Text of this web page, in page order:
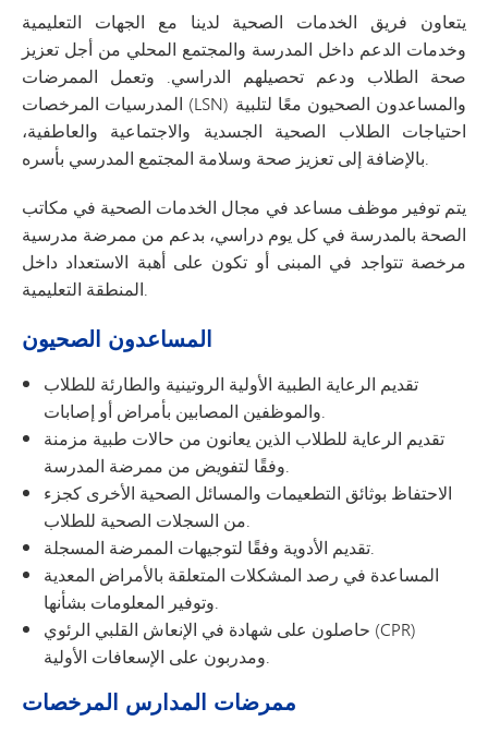
يتعاون فريق الخدمات الصحية لدينا مع الجهات التعليمية
وخدمات الدعم داخل المدرسة والمجتمع المحلي من أجل تعزيز
صحة الطلاب ودعم تحصيلهم الدراسي. وتعمل الممرضات
المدرسيات المرخصات (LSN) والمساعدون الصحيون معًا لتلبية
احتياجات الطلاب الصحية الجسدية والاجتماعية والعاطفية،
بالإضافة إلى تعزيز صحة وسلامة المجتمع المدرسي بأسره.
يتم توفير موظف مساعد في مجال الخدمات الصحية في مكاتب
الصحة بالمدرسة في كل يوم دراسي، بدعم من ممرضة مدرسية
مرخصة تتواجد في المبنى أو تكون على أهبة الاستعداد داخل
المنطقة التعليمية.
المساعدون الصحيون
تقديم الرعاية الطبية الأولية الروتينية والطارئة للطلاب
والموظفين المصابين بأمراض أو إصابات.
تقديم الرعاية للطلاب الذين يعانون من حالات طبية مزمنة
وفقًا لتفويض من ممرضة المدرسة.
الاحتفاظ بوثائق التطعيمات والمسائل الصحية الأخرى كجزء
من السجلات الصحية للطلاب.
تقديم الأدوية وفقًا لتوجيهات الممرضة المسجلة.
المساعدة في رصد المشكلات المتعلقة بالأمراض المعدية
وتوفير المعلومات بشأنها.
حاصلون على شهادة في الإنعاش القلبي الرئوي (CPR)
ومدربون على الإسعافات الأولية.
ممرضات المدارس المرخصات